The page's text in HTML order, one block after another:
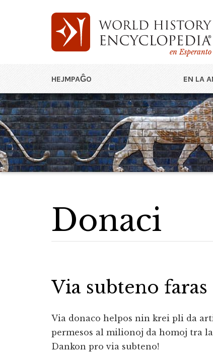
en Esperanto
HEJMPAĜO EN LA
Donaci
Via subteno
Via donaco helpos nin krei pli da
permesos al milionoj da homoj tra
Dankon pro via subteno!